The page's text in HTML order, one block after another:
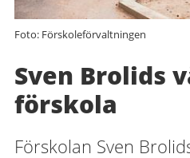
Foto: Förskoleförvaltningen
Sven Brolids
förskola
Förskolan Sven